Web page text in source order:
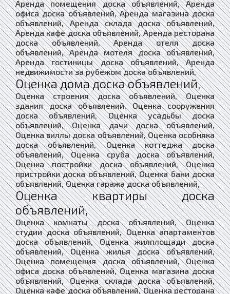
Аренда помещения доска объявлений, Аренда
офиса доска объявлений, Аренда магазина доска
объявлений, Аренда склада доска объявлений,
Аренда кафе доска объявлений, Аренда ресторана
доска объявлений, Аренда отеля доска
объявлений, Аренда мотеля доска объявлений,
Аренда гостиницы доска объявлений, Аренда
недвижимости за рубежом доска объявлений,
Оценка дома доска объявлений,
Оценка строения доска объявлений, Оценка
здания доска объявлений, Оценка сооружения
доска объявлений, Оценка усадьбы доска
объявлений, Оценка дачи доска объявлений,
Оценка виллы доска объявлений, Оценка особняка
доска объявлений, Оценка коттеджа доска
объявлений, Оценка сруба доска объявлений,
Оценка постройки доска объявлений, Оценка
пристройки доска объявлений, Оценка бани доска
объявлений, Оценка гаража доска объявлений,
Оценка квартиры доска
объявлений,
Оценка комнаты доска объявлений, Оценка
студии доска объявлений, Оценка апартаментов
доска объявлений, Оценка жилплощади доска
объявлений, Оценка жилья доска объявлений,
Оценка помещения доска объявлений, Оценка
офиса доска объявлений, Оценка магазина доска
объявлений, Оценка склада доска объявлений,
Оценка кафе доска объявлений, Оценка ресторана